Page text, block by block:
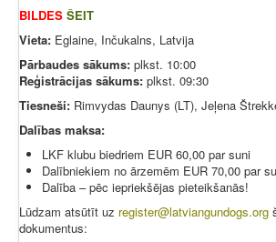
BILDES ŠEIT
Vieta: Eglaine, Inčukalns, Latvija
Pārbaudes sākums: plkst. 10:00
Reģistrācijas sākums: plkst. 09:30
Tiesneši: Rimvydas Daunys (LT), Jeļena
Dalības maksa:
LKF klubu biedriem EUR 60,00 par suni
Dalībniekiem no ārzemēm EUR 70,00 par
Dalība – pēc iepriekšējas pieteikšanās!
Lūdzam atsūtīt uz register@latviangundogs.org
dokumentus: